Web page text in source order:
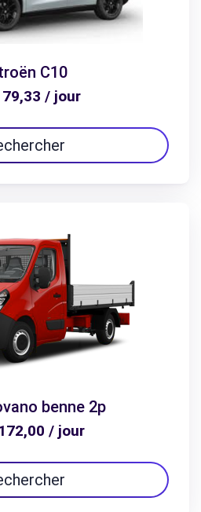
C10
/ jour
benne 2p
/ jour